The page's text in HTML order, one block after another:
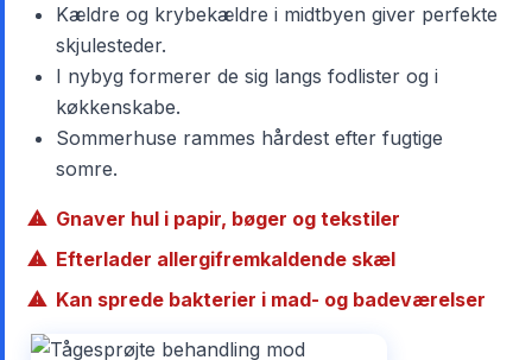
Kældre og krybekældre i midtbyen giver perfekte
skjulesteder.
I nybyg formerer de sig langs fodlister og i
køkkenskabe.
Sommerhuse rammes hårdest efter fugtige
somre.
Gnaver hul i papir, bøger og tekstiler
Efterlader allergifremkaldende skæl
Kan sprede bakterier i mad- og badeværelser